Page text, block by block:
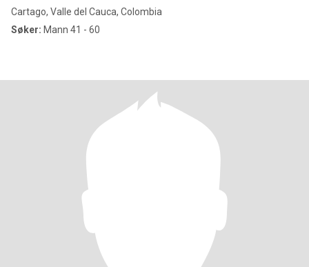
Cartago, Valle del Cauca, Colombia
Søker: Mann 41 - 60